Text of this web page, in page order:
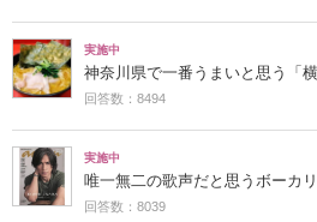
実施中
神奈川県で一番うまいと思う「
回答数：8494
実施中
唯一無二の歌声だと思うボーカ
回答数：8039